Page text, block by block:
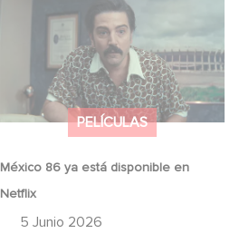
PELÍCULAS
México 86 ya está disponible en
Netflix
5 Junio 2026
México 86 ya está disponible en